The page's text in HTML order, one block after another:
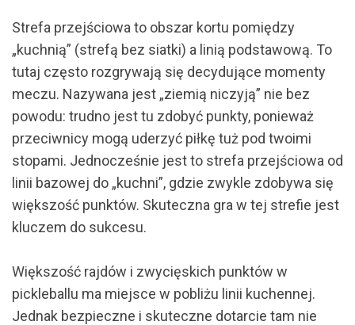
Strefa przejściowa to obszar kortu pomiędzy
„kuchnią” (strefą bez siatki) a linią podstawową. To
tutaj często rozgrywają się decydujące momenty
meczu. Nazywana jest „ziemią niczyją” nie bez
powodu: trudno jest tu zdobyć punkty, ponieważ
przeciwnicy mogą uderzyć piłkę tuż pod twoimi
stopami. Jednocześnie jest to strefa przejściowa od
linii bazowej do „kuchni”, gdzie zwykle zdobywa się
większość punktów. Skuteczna gra w tej strefie jest
kluczem do sukcesu.
Większość rajdów i zwycięskich punktów w
pickleballu ma miejsce w pobliżu linii kuchennej.
Jednak bezpieczne i skuteczne dotarcie tam nie